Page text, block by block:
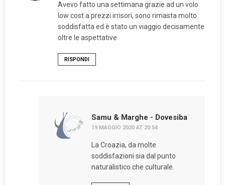
Avevo fatto una settimana grazie ad un volo
low cost a prezzi irrisori, sono rimasta molto
soddisfatta ed è stato un viaggio decisamente
oltre le aspettative
RISPONDI
Samu & Marghe - Dovesiba
19 MAGGIO 2020 AT 20:54
La Croazia, da molte
soddisfazioni sia dal punto
naturalistico che culturale.